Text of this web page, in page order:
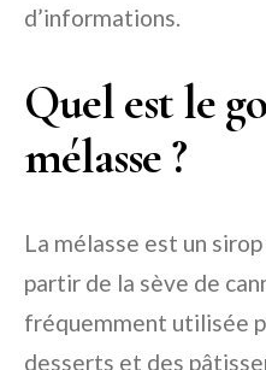
d’informations.
Quel est le
mélasse ?
La mélasse est un
partir de la sève de
fréquemment utilisée
desserts et des